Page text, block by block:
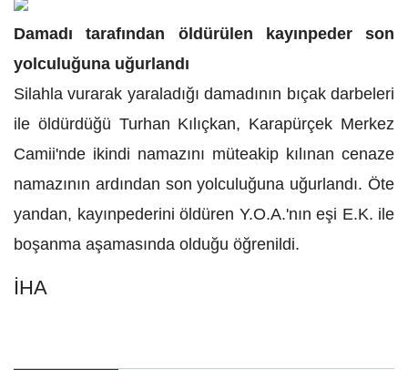
Damadı tarafından öldürülen kayınpeder son
yolculuğuna uğurlandı
Silahla vurarak yaraladığı damadının bıçak darbeleri
ile öldürdüğü Turhan Kılıçkan, Karapürçek Merkez
Camii'nde ikindi namazını müteakip kılınan cenaze
namazının ardından son yolculuğuna uğurlandı. Öte
yandan, kayınpederini öldüren Y.O.A.'nın eşi E.K. ile
boşanma aşamasında olduğu öğrenildi.
İHA